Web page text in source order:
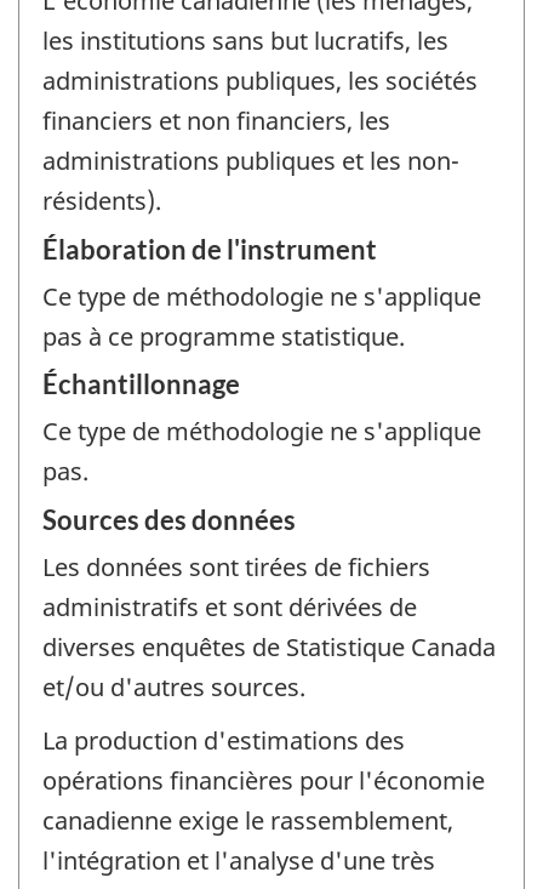
les institutions sans but lucratifs, les
administrations publiques, les sociétés
financiers et non financiers, les
administrations publiques et les non-
résidents).
Élaboration de l'instrument
Ce type de méthodologie ne s'applique
pas à ce programme statistique.
Échantillonnage
Ce type de méthodologie ne s'applique
pas.
Sources des données
Les données sont tirées de fichiers
administratifs et sont dérivées de
diverses enquêtes de Statistique Canada
et/ou d'autres sources.
La production d'estimations des
opérations financières pour l'économie
canadienne exige le rassemblement,
l'intégration et l'analyse d'une très